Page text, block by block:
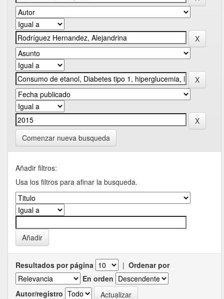
Comenzar nueva busqueda
Añadir filtros:
Usa los filtros para afinar la busqueda.
Resultados por página | Ordenar por
En orden
Autor/registro